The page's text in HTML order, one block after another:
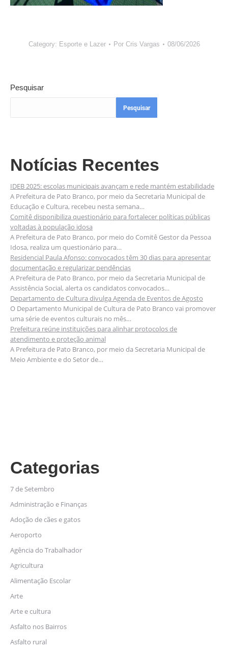
Category: Esporte e Lazer Por Cris Vargas 08/06/2026
Pesquisar
Pesquisar
Notícias Recentes
IDEB 2025: escolas municipais avançam e rede mantém estabilidade
A Prefeitura de Pato Branco, por meio da Secretaria Municipal de
Educação e Cultura, recebeu nesta semana…
Comitê disponibiliza questionário para fortalecer políticas públicas
voltadas à população idosa
A Prefeitura de Pato Branco, por meio do Comitê Gestor da Pessoa
Idosa, realiza um questionário para…
Residencial Paula Afonso: convocados têm 30 dias para apresentar
documentação e regularizar pendências
A Prefeitura de Pato Branco, por meio da Secretaria Municipal de
Assistência Social, alerta os candidatos convocados…
Departamento de Cultura divulga Agenda de Eventos de Agosto
O Departamento Municipal de Cultura de Pato Branco vai promover
uma série de eventos culturais no mês…
Prefeitura reúne instituições para alinhar protocolos de
atendimento e proteção animal
A Prefeitura de Pato Branco, por meio da Secretaria Municipal de
Meio Ambiente e do Setor de…
Categorias
7 de Setembro
Administração e Finanças
Adoção de cães e gatos
Aeroporto
Agência do Trabalhador
Agricultura
Alimentação Escolar
Arte
Arte e cultura
Asfalto nos Bairros
Asfalto rural